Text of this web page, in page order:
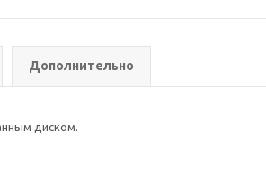
Дополнительно
диском.